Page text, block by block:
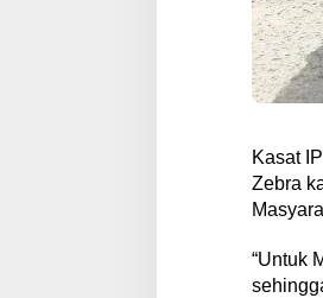
Kasat
Zebra
“Untuk